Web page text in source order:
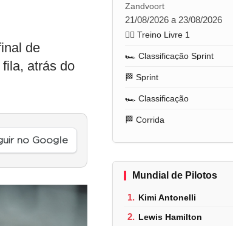
de
atrás do
no Google
Zandvoort
21/08/2026 a 23/08/2026
🏋️‍♂️ Treino Livre 1
🏎️ Classificação Sprint
🏁 Sprint
🏎️ Classificação
🏁 Corrida
Mundial de Pilotos
1. Kimi Antonelli
2. Lewis Hamilton